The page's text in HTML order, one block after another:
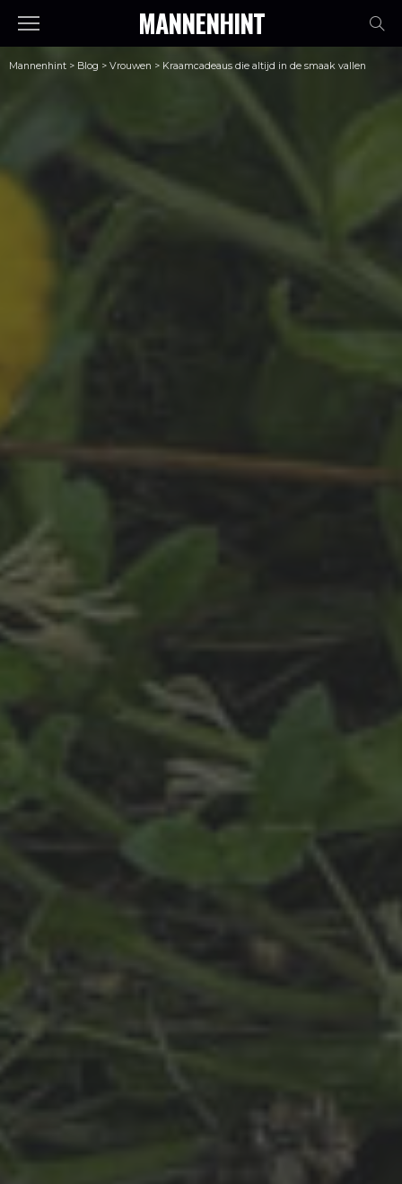
MANNENHINT
Mannenhint > Blog > Vrouwen > Kraamcadeaus die altijd in de smaak vallen